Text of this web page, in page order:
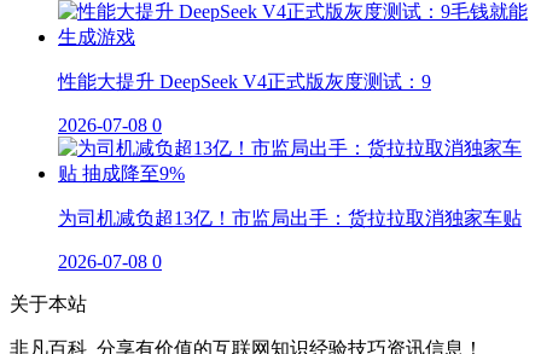
性能大提升 DeepSeek V4正式版灰度测试：9
2026-07-08 0
为司机减负超13亿！市监局出手：货拉拉取消独家车贴
2026-07-08 0
关于本站
非凡百科_分享有价值的互联网知识经验技巧资讯信息！